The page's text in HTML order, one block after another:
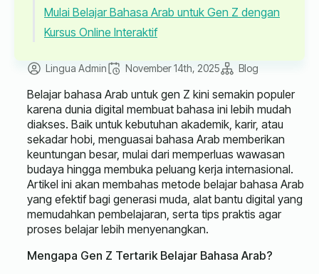
Mulai Belajar Bahasa Arab untuk Gen Z dengan
Kursus Online Interaktif
Lingua Admin November 14th, 2025 Blog
Belajar bahasa Arab untuk gen Z kini semakin populer
karena dunia digital membuat bahasa ini lebih mudah
diakses. Baik untuk kebutuhan akademik, karir, atau
sekadar hobi, menguasai bahasa Arab memberikan
keuntungan besar, mulai dari memperluas wawasan
budaya hingga membuka peluang kerja internasional.
Artikel ini akan membahas metode belajar bahasa Arab
yang efektif bagi generasi muda, alat bantu digital yang
memudahkan pembelajaran, serta tips praktis agar
proses belajar lebih menyenangkan.
Mengapa Gen Z Tertarik Belajar Bahasa Arab?